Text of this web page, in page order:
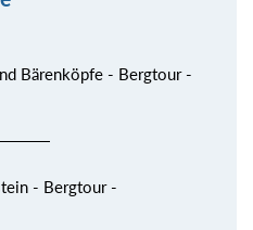
Bärenköpfe - Bergtour -
- Bergtour -